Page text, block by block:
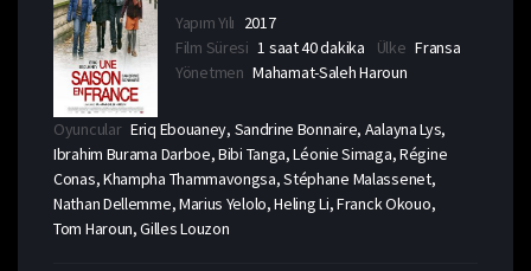
Yapım Yılı 2017
Film Süresi 1 saat 40 dakika Ülke Fransa
Yönetmen Mahamat-Saleh Haroun
Oyuncular Eriq Ebouaney, Sandrine Bonnaire, Aalayna Lys,
Ibrahim Burama Darboe, Bibi Tanga, Léonie Simaga, Régine
Conas, Khampha Thammavongsa, Stéphane Malassenet,
Nathan Dellemme, Marius Yelolo, Heling Li, Franck Okouo,
Tom Haroun, Gilles Louzon